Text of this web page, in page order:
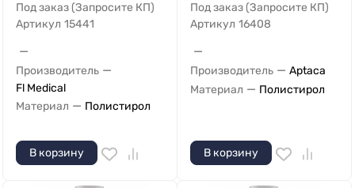
Под заказ (Запросите КП)
Артикул 15441
—
Производитель —
Fl Medical
Материал — Полистирол
В корзину
Под заказ (Запросите КП)
Артикул 16408
—
Производитель — Aptaca
Материал — Полистирол
В корзину